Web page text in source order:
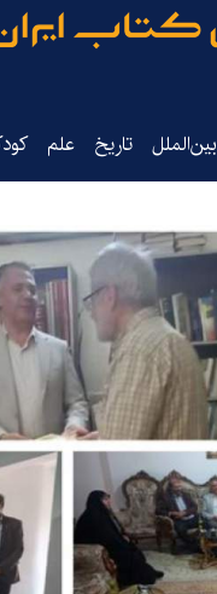
بین‌الملل تاریخ‌ علم